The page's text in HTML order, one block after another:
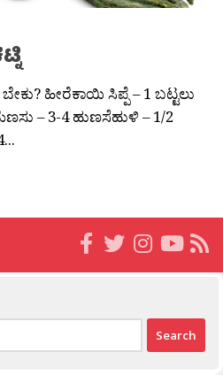
ಹೀರೆಕಾಯಿ ಸಿಪ್ಪೆ – 1 ಬಟ್ಟಲು
– 3-4 ಹುಣಸೆಹುಳಿ – 1/2